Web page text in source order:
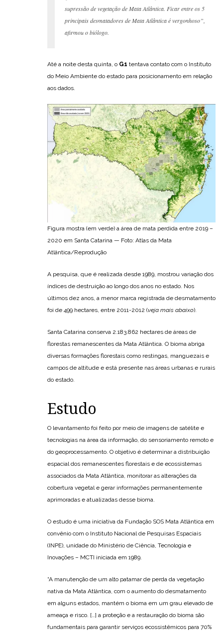
supressão de vegetação de Mata Atlântica. Ficar entre os 5
principais desmatadores de Mata Atlântica é vergonhoso”,
afirmou o biólogo.
Até a noite desta quinta, o G1 tentava contato com o Instituto
do Meio Ambiente do estado para posicionamento em relação
aos dados.
Figura mostra (em verde) a área de mata perdida entre 2019 –
2020 em Santa Catarina — Foto: Atlas da Mata
Atlântica/Reprodução
A pesquisa, que é realizada desde 1989, mostrou variação dos
índices de destruição ao longo dos anos no estado. Nos
últimos dez anos, a menor marca registrada de desmatamento
foi de 499 hectares, entre 2011-2012 (veja mais abaixo).
Santa Catarina conserva 2.183.862 hectares de áreas de
florestas remanescentes da Mata Atlântica. O bioma abriga
diversas formações florestais como restingas, manguezais e
campos de altitude e está presente nas áreas urbanas e rurais
do estado.
Estudo
O levantamento foi feito por meio de imagens de satélite e
tecnologias na área da informação, do sensoriamento remoto e
do geoprocessamento. O objetivo é determinar a distribuição
espacial dos remanescentes florestais e de ecossistemas
associados da Mata Atlântica, monitorar as alterações da
cobertura vegetal e gerar informações permanentemente
aprimoradas e atualizadas desse bioma.
O estudo é uma iniciativa da Fundação SOS Mata Atlântica em
convênio com o Instituto Nacional de Pesquisas Espaciais
(INPE), unidade do Ministério de Ciência, Tecnologia e
Inovações – MCTI iniciada em 1989.
“A manutenção de um alto patamar de perda da vegetação
nativa da Mata Atlântica, com o aumento do desmatamento
em alguns estados, mantém o bioma em um grau elevado de
ameaça e risco. […] a proteção e a restauração do bioma são
fundamentais para garantir serviços ecossistêmicos para 70%